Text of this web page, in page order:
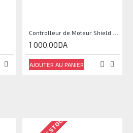
1 000,00DA
AJOUTER AU PANIER